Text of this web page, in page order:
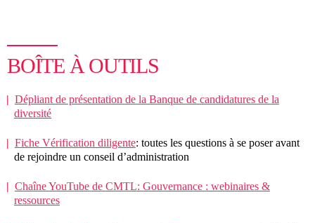
BOÎTE À OUTILS
Dépliant de présentation de la Banque de candidatures de la
diversité
Fiche Vérification diligente: toutes les questions à se poser avant
de rejoindre un conseil d’administration
Chaîne YouTube de CMTL: Gouvernance : webinaires &
ressources